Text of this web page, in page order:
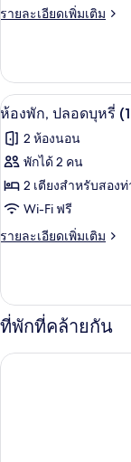
พัก,
บุหรี่
4people)
รายละเอียดเพิ่มเติม
ราย
เกี่ยว
กับ
ห้อง
ปลอด
บุหรี่
4people)
เปิด
ภาพถ่าย
ทั้งหมด
ของ
ห้อง
พัก,
บุหรี่
twin
room)
9
ห้องพัก, ปลอดบุหรี่
2 ห้องนอน
พักได้ 2 คน
2 เตียงสำหรับสอง
Wi-Fi ฟรี
รายละเอียดเพิ่มเติม
ราย
เกี่ยว
กับ
ห้อง
พัก,
ปลอด
ที่พักที่คล้ายกัน
เอพีเอ โฮเทล แอนด์